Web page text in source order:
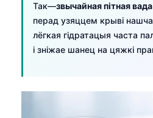
Так—звычайная пітная
перад узяццем крыві
лёгкая гідратацыя часта
і зніжае шанец на цяжкі